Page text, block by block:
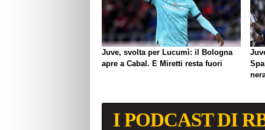
Juve, svolta per Lucumì: il Bologna
apre a Cabal. E Miretti resta fuori
I PODCAST DI